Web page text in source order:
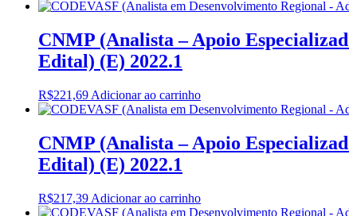
CNMP (Analista – Apoio
Edital) (E) 2022.1
R$221,69 Adicionar ao carrinho
CNMP (Analista – Apoio
Edital) (E) 2022.1
R$217,39 Adicionar ao carrinho